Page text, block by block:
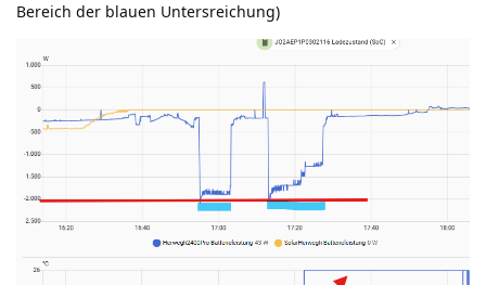
Bereich der blauen Untersreichung)